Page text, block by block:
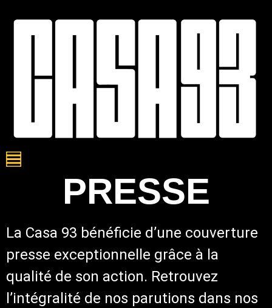
PRESSE
La Casa 93 bénéficie d’une couverture
presse exceptionnelle grâce à la
qualité de son action. Retrouvez
l’intégralité de nos parutions dans nos